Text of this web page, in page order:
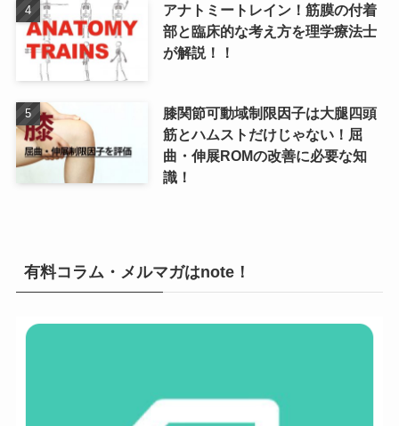
アナトミートレイン！筋膜の付着
部と臨床的な考え方を理学療法士
が解説！！
膝関節可動域制限因子は大腿四頭
筋とハムストだけじゃない！屈
曲・伸展ROMの改善に必要な知
識！
有料コラム・メルマガはnote！